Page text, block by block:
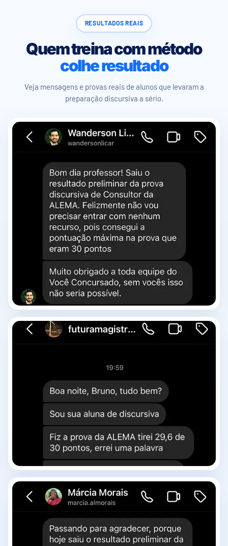
RESULTADOS REAIS
Quem treina com método
colhe resultado
Veja mensagens e provas reais de alunos que levaram a
preparação discursiva a sério.